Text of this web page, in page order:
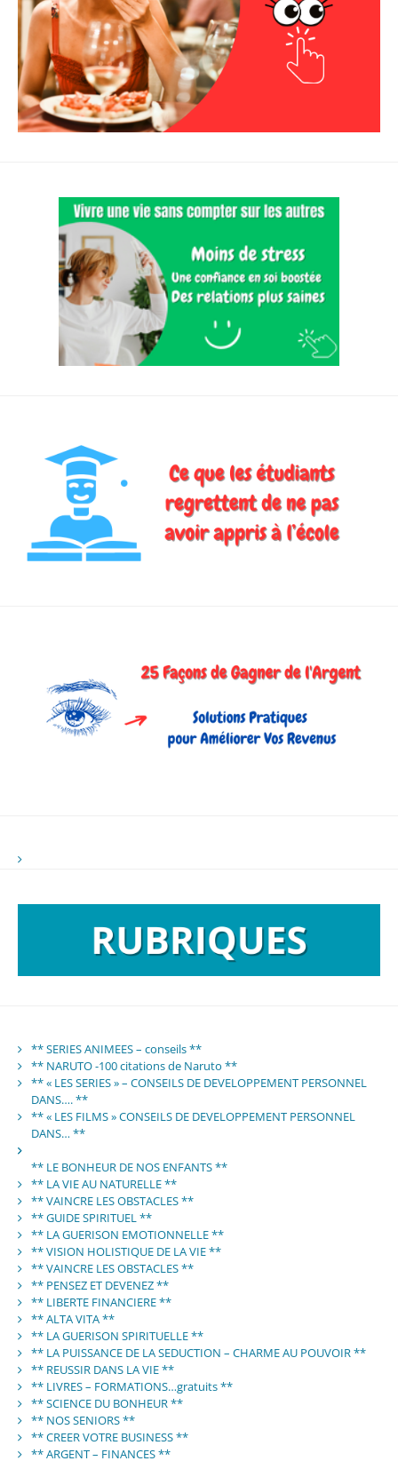
** SERIES ANIMEES – conseils **
** NARUTO -100 citations de Naruto **
** « LES SERIES » – CONSEILS DE DEVELOPPEMENT PERSONNEL
DANS…. **
** « LES FILMS » CONSEILS DE DEVELOPPEMENT PERSONNEL
DANS… **
** LE BONHEUR DE NOS ENFANTS **
** LA VIE AU NATURELLE **
** VAINCRE LES OBSTACLES **
** GUIDE SPIRITUEL **
** LA GUERISON EMOTIONNELLE **
** VISION HOLISTIQUE DE LA VIE **
** VAINCRE LES OBSTACLES **
** PENSEZ ET DEVENEZ **
** LIBERTE FINANCIERE **
** ALTA VITA **
** LA GUERISON SPIRITUELLE **
** LA PUISSANCE DE LA SEDUCTION – CHARME AU POUVOIR **
** REUSSIR DANS LA VIE **
** LIVRES – FORMATIONS…gratuits **
** SCIENCE DU BONHEUR **
** NOS SENIORS **
** CREER VOTRE BUSINESS **
** ARGENT – FINANCES **